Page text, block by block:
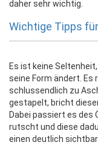
daher sehr wichtig.
Wichtige Tipps
Es ist keine
seine Form ändert.
schlussendlich zu
gestapelt, bricht
Dabei passiert es des
rutscht und diese
einen deutlich